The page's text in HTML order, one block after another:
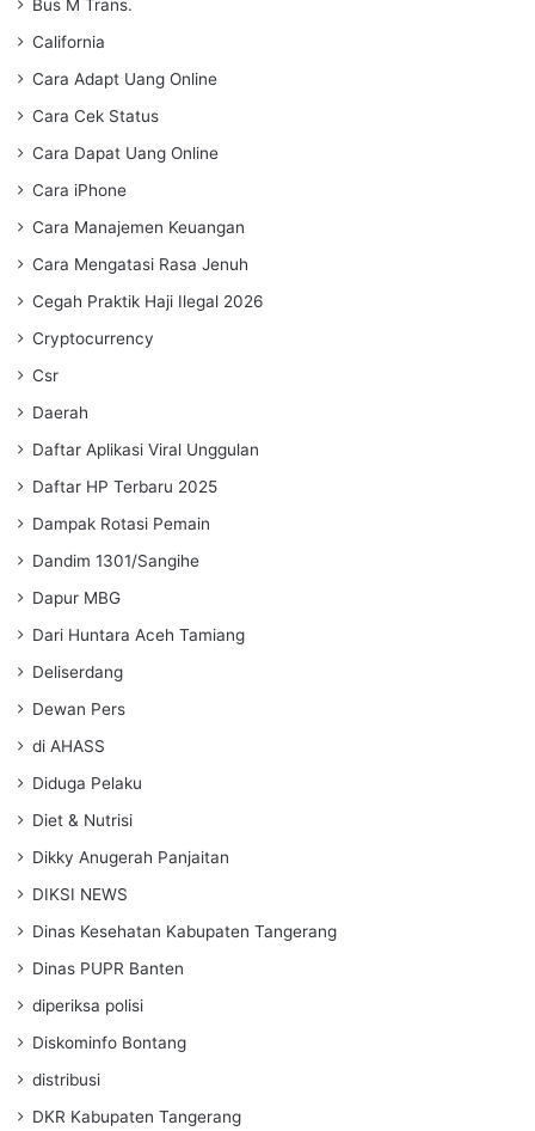
Bus M Trans.
California
Cara Adapt Uang Online
Cara Cek Status
Cara Dapat Uang Online
Cara iPhone
Cara Manajemen Keuangan
Cara Mengatasi Rasa Jenuh
Cegah Praktik Haji Ilegal 2026
Cryptocurrency
Csr
Daerah
Daftar Aplikasi Viral Unggulan
Daftar HP Terbaru 2025
Dampak Rotasi Pemain
Dandim 1301/Sangihe
Dapur MBG
Dari Huntara Aceh Tamiang
Deliserdang
Dewan Pers
di AHASS
Diduga Pelaku
Diet & Nutrisi
Dikky Anugerah Panjaitan
DIKSI NEWS
Dinas Kesehatan Kabupaten Tangerang
Dinas PUPR Banten
diperiksa polisi
Diskominfo Bontang
distribusi
DKR Kabupaten Tangerang